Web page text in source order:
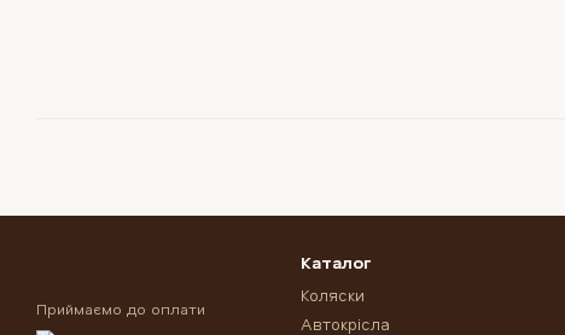
Приймаємо до оплати
Каталог
Коляски
Автокрісла